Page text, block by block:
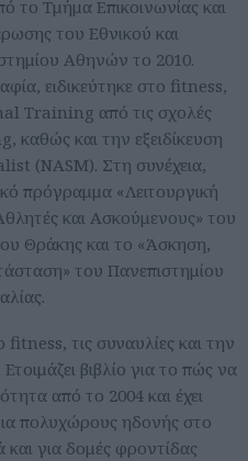
το Τμήμα Επικοινωνίας και
του Εθνικού και
Αθηνών το 2010.
ειδικεύτηκε στο fitness,
Training από τις σχολές
καθώς και την εξειδίκευση
(NASM). Στη συνέχεια,
πρόγραμμα «Λειτουργική
και Ασκούμενους» του
Θράκης και το «Άσκηση,
του Πανεπιστημίου
τις συναυλίες και την
βιβλίο για το πώς να
από το 2004 και έχει
πολυχώρους ηδονής στο
για δομές φροντίδας